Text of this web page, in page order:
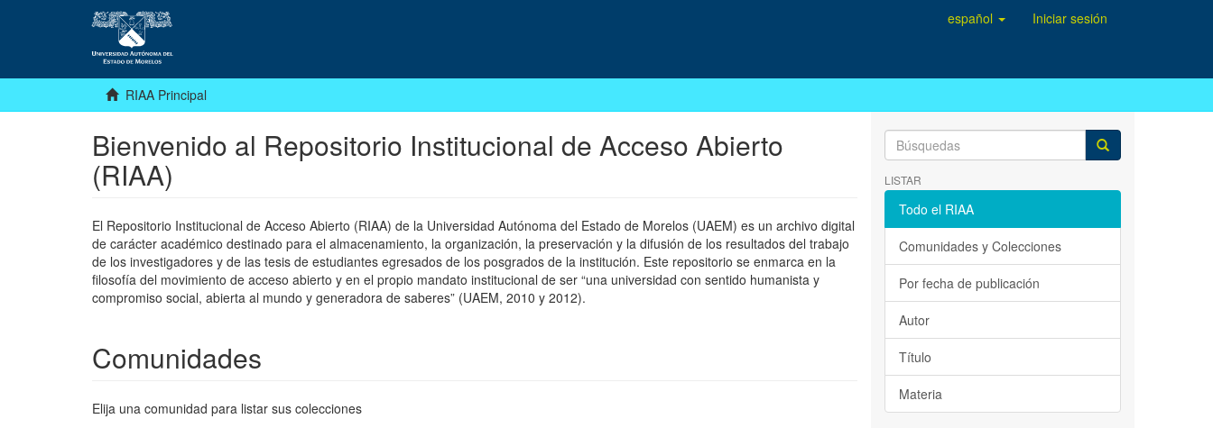
español Iniciar sesión
RIAA Principal
Bienvenido al Repositorio Institucional de Acceso Abierto
(RIAA)
El Repositorio Institucional de Acceso Abierto (RIAA) de la Universidad Autónoma del Estado de Morelos (UAEM) es un archivo digital
de carácter académico destinado para el almacenamiento, la organización, la preservación y la difusión de los resultados del trabajo
de los investigadores y de las tesis de estudiantes egresados de los posgrados de la institución. Este repositorio se enmarca en la
filosofía del movimiento de acceso abierto y en el propio mandato institucional de ser “una universidad con sentido humanista y
compromiso social, abierta al mundo y generadora de saberes” (UAEM, 2010 y 2012).
Comunidades
Elija una comunidad para listar sus colecciones
LISTAR
Todo el RIAA
Comunidades y Colecciones
Por fecha de publicación
Autor
Título
Materia